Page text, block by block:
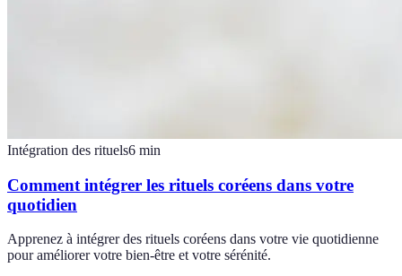
Intégration des rituels6 min
Comment intégrer les rituels coréens dans votre
quotidien
Apprenez à intégrer des rituels coréens dans votre vie quotidienne
pour améliorer votre bien-être et votre sérénité.